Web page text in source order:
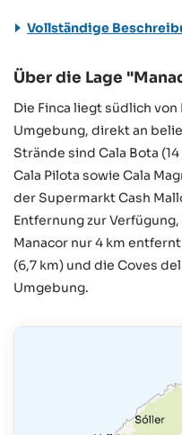
Vollständige
Über die Lage
Die Finca liegt südlich
Umgebung, direkt an
Strände sind Cala Bota
Cala Pilota sowie Cala
der Supermarkt Cash
Entfernung zur
Manacor nur 4 km
(6,7 km) und die Coves
Umgebung.